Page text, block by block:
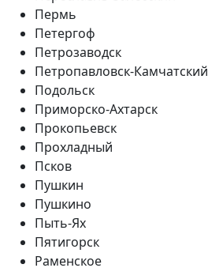
Пермь
Петергоф
Петрозаводск
Петропавловск-Камчатский
Подольск
Приморско-Ахтарск
Прокопьевск
Прохладный
Псков
Пушкин
Пушкино
Пыть-Ях
Пятигорск
Раменское